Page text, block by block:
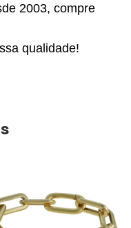
2003, compre
qualidade!